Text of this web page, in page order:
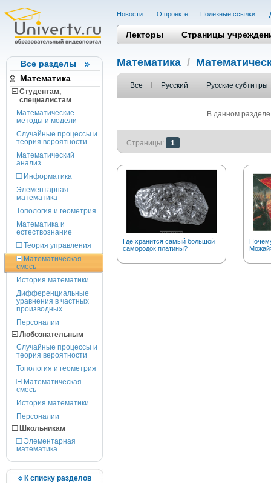
Все разделы
Математика
Студентам,
cпециалистам
Математические
методы и модели
Случайные процессы и
теория вероятности
Математический
анализ
Информатика
Элементарная
математика
Топология и геометрия
Математика и
естествознание
Теория управления
Математическая
смесь
История математики
Дифференциальные
уравнения в частных
производных
Персоналии
Любознательным
Случайные процессы и
теория вероятности
Топология и геометрия
Математическая
смесь
История математики
Персоналии
Школьникам
Элементарная
математика
К списку разделов
Новости О проекте Полезные cсылки
Лекторы Страницы
Математика /
Все Русский Русские субтитры
В данном
Страницы: 1
Где хранится самый большой
самородок платины?